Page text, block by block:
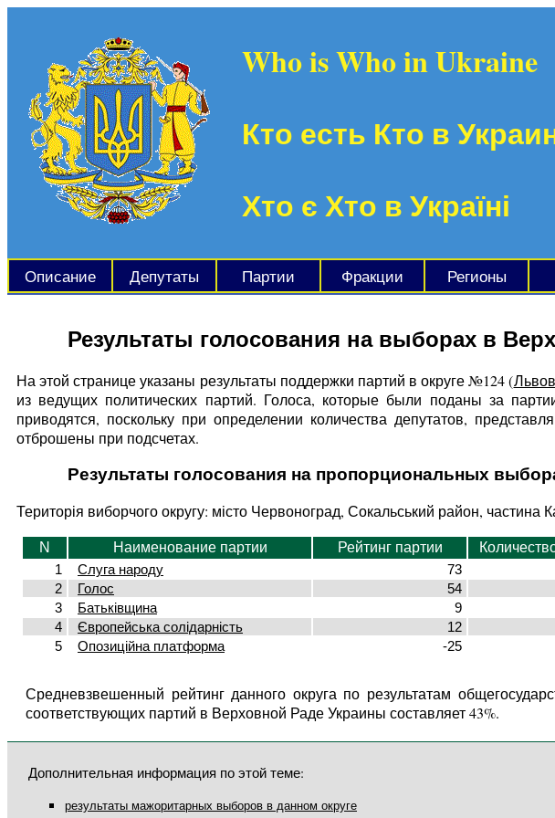
Who is Who in Ukraine
Кто есть Кто в
Хто є Хто в Україні
Описание Депутаты Партии Фракции Регионы
Результаты голосования на выборах в
На этой странице указаны результаты поддержки партий в округе №124 (
из ведущих политических партий. Голоса, которые были поданы за
приводятся, поскольку при определении количества депутатов,
отброшены при подсчетах.
Результаты голосования на пропорциональных
Територія виборчого округу: місто Червоноград, Сокальський район, частина
N Наименование партии Рейтинг партии
1
Слуга народу 73
2
Голос 54
3
Батьківщина 9
4
Європейська солідарність 12
5
Опозиційна платформа -25
Средневзвешенный рейтинг данного округа по результатам
соответствующих партий в Верховной Раде Украины составляет 43%.
Дополнительная информация по этой теме:
результаты мажоритарных выборов в данном округе